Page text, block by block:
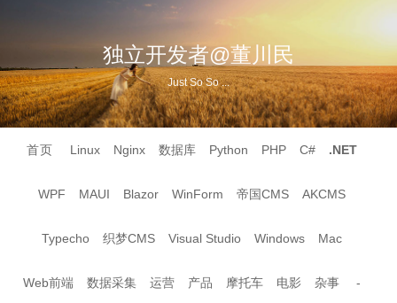
独立开发者@董川民
Just So So ...
首页 Linux Nginx 数据库 Python PHP C# .NET
WPF MAUI Blazor WinForm 帝国CMS AKCMS
Typecho 织梦CMS Visual Studio Windows Mac
Web前端 数据采集 运营 产品 摩托车 电影 杂事 -